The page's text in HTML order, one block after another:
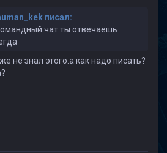
писал:
чат ты отвечаешь
не знал этого.а как надо писать?